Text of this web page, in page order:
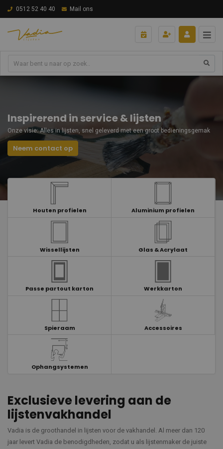
0512 52 40 40 Mail ons
Inspirerend in service & lijsten
Onze visie: Alles in lijsten, snel geleverd met een groot bedieningsgemak
Neem contact op
Houten profielen Aluminium profielen
Wissellijsten Glas & Acrylaat
Passe partout karton Werkkarton
Spieraam Accessoires
Ophangsystemen
Exclusieve levering aan de
lijstenvakhandel
Vadia is de groothandel in lijsten voor de vakhandel. Al meer dan 120
jaar levert Vadia de benodigdheden, zodat u als lijstenmaker de juiste